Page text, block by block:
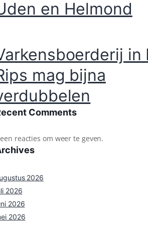
en Helmond
in
mag bijna
Comments
reacties om weer te geven.
2026
2026
2026
2026